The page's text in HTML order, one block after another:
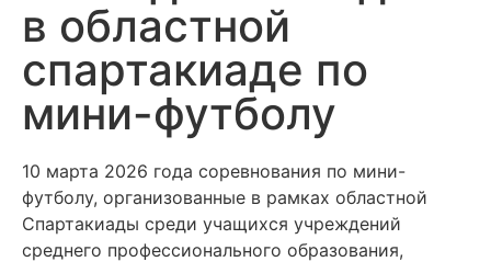
в областной
спартакиаде по
мини-футболу
10 марта 2026 года соревнования по мини-
футболу, организованные в рамках областной
Спартакиады среди учащихся учреждений
среднего профессионального образования,